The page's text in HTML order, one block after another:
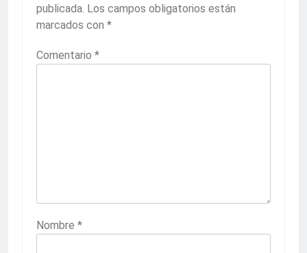
publicada. Los campos obligatorios están
marcados con *
Comentario *
Nombre *